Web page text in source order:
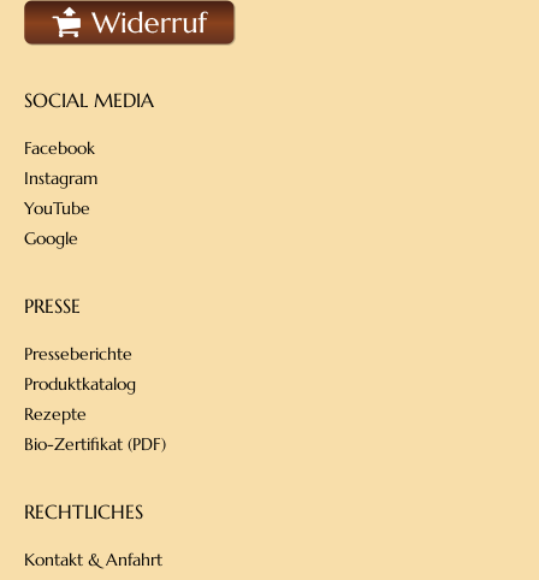
SOCIAL MEDIA
Facebook
Instagram
YouTube
Google
PRESSE
Presseberichte
Produktkatalog
Rezepte
Bio-Zertifikat (PDF)
RECHTLICHES
Kontakt & Anfahrt